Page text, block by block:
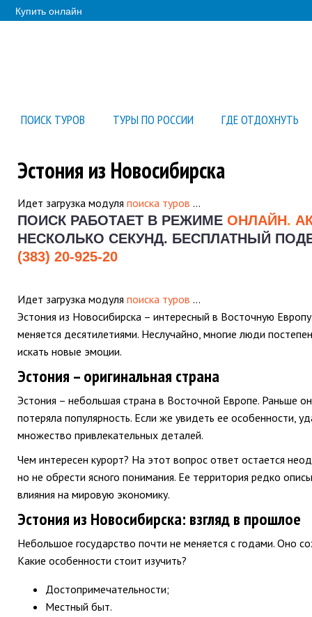
Купить онлайн
ПОИСК ТУРОВ ТУРЫ ПО РОССИИ ГДЕ ОТДОХНУТЬ
Эстония из Новосибирска
Идет загрузка модуля поиска туров …
ПОИСК РАБОТАЕТ В РЕЖИМЕ ОНЛАЙН.
НЕСКОЛЬКО СЕКУНД. БЕСПЛАТНЫЙ
(383) 20-925-20
Идет загрузка модуля поиска туров …
Эстония из Новосибирска – интересный в Восточную
меняется десятилетиями. Неслучайно, многие люди
искать новые эмоции.
Эстония – оригинальная страна
Эстония – небольшая страна в Восточной Европе. Раньше
потеряла популярность. Если же увидеть ее особенности,
множество привлекательных деталей.
Чем интересен курорт? На этот вопрос ответ остается
но не обрести ясного понимания. Ее территория редко
влияния на мировую экономику.
Эстония из Новосибирска: взгляд в прошлое
Небольшое государство почти не меняется с годами. Оно
Какие особенности стоит изучить?
Достопримечательности;
Местный быт.